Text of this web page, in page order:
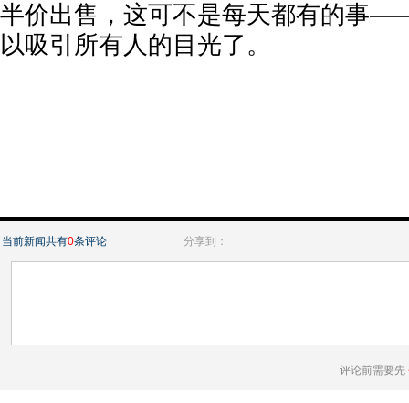
半价出售，这可不是每天都有的事
以吸引所有人的目光了。
当前新闻共有0条评论 分享到：
评论前需要先